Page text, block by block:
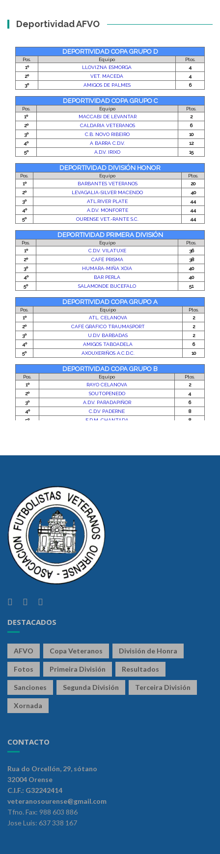
Deportividad AFVO
DESTACADOS
AFVO Copa Veteranos División de Honra
Fotos Primeira División Resultados
Sanciones Segunda División Terceira División
Xornada
CONTACTO
Rua do Orcellón, 29, sótano
32004 Orense
C.I.F.: G32242414
veteranosourense@gmail.com
Tfno. Fax: 988 603 886
Jose Luis: 637 338 167